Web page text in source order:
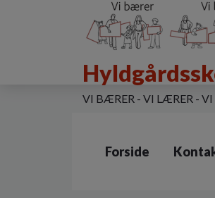
VI BÆRER - VI LÆRER - VI
Forside